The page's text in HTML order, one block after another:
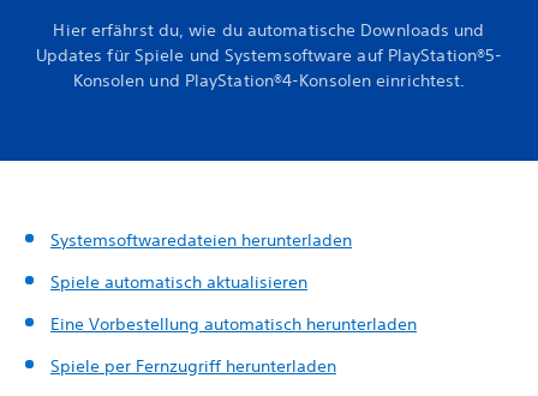
Hier erfährst du, wie du automatische Downloads und
Updates für Spiele und Systemsoftware auf PlayStation®5-
Konsolen und PlayStation®4-Konsolen einrichtest.
Systemsoftwaredateien herunterladen
Spiele automatisch aktualisieren
Eine Vorbestellung automatisch herunterladen
Spiele per Fernzugriff herunterladen